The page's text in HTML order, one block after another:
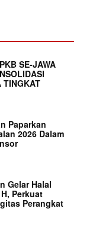
SE-JAWA
TINGKAT
Paparkan
2026 Dalam
Gelar Halal
Perkuat
Perangkat